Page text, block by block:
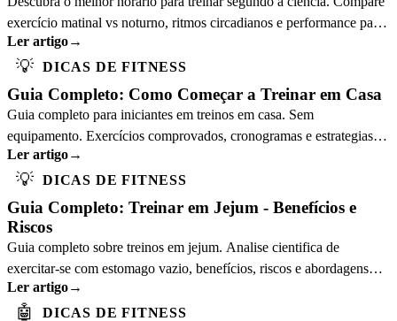
exercício matinal vs noturno, ritmos circadianos e performance para
otimizar treinos.
Ler artigo→
💡 DICAS DE FITNESS
Guia Completo: Como Começar a Treinar em Casa
Guia completo para iniciantes em treinos em casa. Sem
equipamento. Exercícios comprovados, cronogramas e estrategias de
motivação.
Ler artigo→
💡 DICAS DE FITNESS
Guia Completo: Treinar em Jejum - Benefícios e
Riscos
Guia completo sobre treinos em jejum. Analise cientifica de
exercitar-se com estomago vazio, benefícios, riscos e abordagens
ideais.
Ler artigo→
🤖 DICAS DE FITNESS